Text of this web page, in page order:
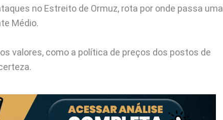
no Estreito de Ormuz, rota por onde passa uma
Médio.
valores, como a política de preços dos postos de